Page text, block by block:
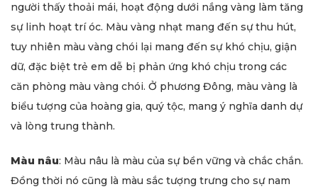
người thấy thoải mái, hoạt động dưới nắng vàng làm tăng
sự linh hoạt trí óc. Màu vàng nhạt mang đến sự thu hút,
tuy nhiên màu vàng chói lại mang đến sự khó chịu, giận
dữ, đặc biệt trẻ em dễ bị phản ứng khó chịu trong các
căn phòng màu vàng chói. Ở phương Đông, màu vàng là
biểu tượng của hoàng gia, quý tộc, mang ý nghĩa danh dự
và lòng trung thành.
Màu nâu: Màu nâu là màu của sự bền vững và chắc chắn.
Đồng thời nó cũng là màu sắc tượng trưng cho sự nam